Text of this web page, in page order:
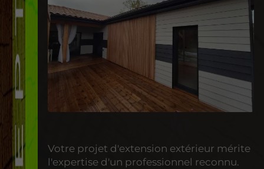
Votre projet d'extension extérieur mérite
l'expertise d'un professionnel reconnu.